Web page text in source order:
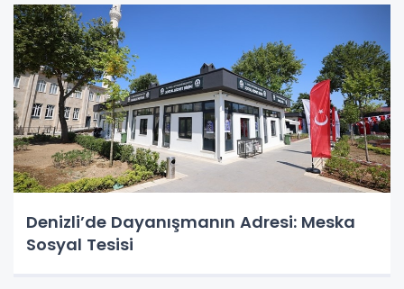
Denizli’de Dayanışmanın Adresi: Meska
Sosyal Tesisi